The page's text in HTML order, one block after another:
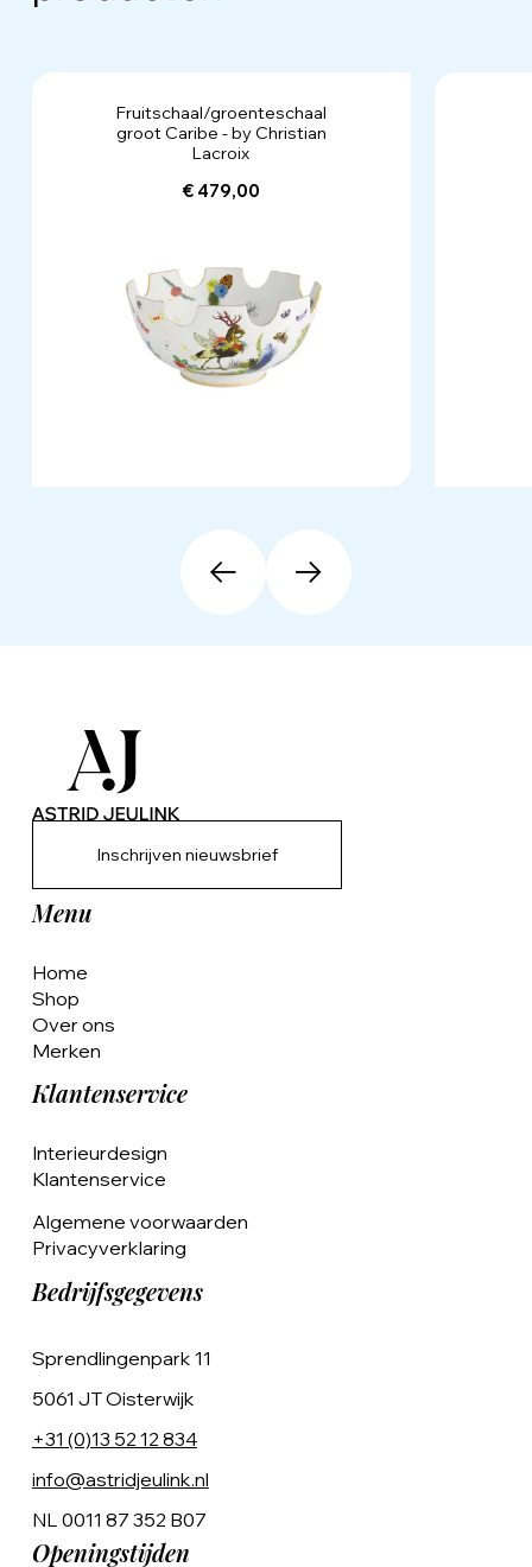
Fruitschaal/groenteschaal
groot Caribe - by Christian
Lacroix
€ 479,00
Inschrijven nieuwsbrief
Menu
Home
Shop
Over ons
Merken
Klantenservice
Interieurdesign
Klantenservice
Algemene voorwaarden
Privacyverklaring
Bedrijfsgegevens
Sprendlingenpark 11
5061 JT Oisterwijk
+31 (0)13 52 12 834
info@astridjeulink.nl
NL 0011 87 352 B07
Openingstijden